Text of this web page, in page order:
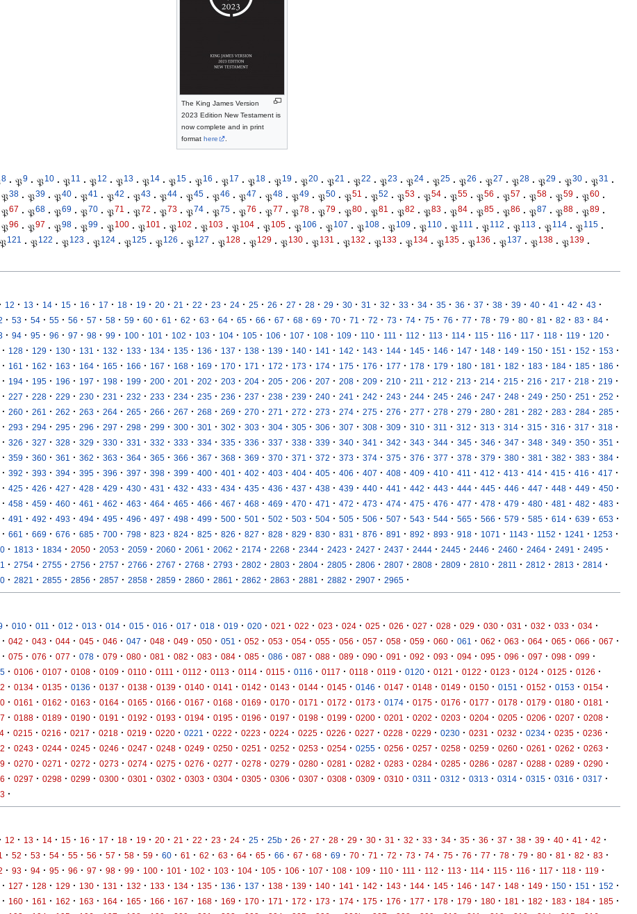
The King James Version
2023 Edition New Testament is
now complete and in print
format here .
8 · 𝔓9 · 𝔓10 · 𝔓11 · 𝔓12 · 𝔓13 · 𝔓14 · 𝔓15 · 𝔓16 · 𝔓17 · 𝔓18 · 𝔓19 · 𝔓20 · 𝔓21 · 𝔓22 · 𝔓23 · 𝔓24 · 𝔓25 · 𝔓26 · 𝔓27 · 𝔓28 · 𝔓29 · 𝔓30 · 𝔓31
·
𝔓38 · 𝔓39 · 𝔓40 · 𝔓41 · 𝔓42 · 𝔓43 · 𝔓44 · 𝔓45 · 𝔓46 · 𝔓47 · 𝔓48 · 𝔓49 · 𝔓50 · 𝔓51 · 𝔓52 · 𝔓53 · 𝔓54 · 𝔓55 · 𝔓56 · 𝔓57 · 𝔓58 · 𝔓59 · 𝔓60 ·
𝔓67 · 𝔓68 · 𝔓69 · 𝔓70 · 𝔓71 · 𝔓72 · 𝔓73 · 𝔓74 · 𝔓75 · 𝔓76 · 𝔓77 · 𝔓78 · 𝔓79 · 𝔓80 · 𝔓81 · 𝔓82 · 𝔓83 · 𝔓84 · 𝔓85 · 𝔓86 · 𝔓87 · 𝔓88 · 𝔓89 ·
𝔓96 · 𝔓97 · 𝔓98 · 𝔓99 · 𝔓100 · 𝔓101 · 𝔓102 · 𝔓103 · 𝔓104 · 𝔓105 · 𝔓106 · 𝔓107 · 𝔓108 · 𝔓109 · 𝔓110 · 𝔓111 · 𝔓112 · 𝔓113 · 𝔓114 · 𝔓115 ·
𝔓121 · 𝔓122 · 𝔓123 · 𝔓124 · 𝔓125 · 𝔓126 · 𝔓127 · 𝔓128 · 𝔓129 · 𝔓130 · 𝔓131 · 𝔓132 · 𝔓133 · 𝔓134 · 𝔓135 · 𝔓136 · 𝔓137 · 𝔓138 · 𝔓139 ·
· 12 · 13 · 14 · 15 · 16 · 17 · 18 · 19 · 20 · 21 · 22 · 23 · 24 · 25 · 26 · 27 · 28 · 29 · 30 · 31 · 32 · 33 · 34 · 35 · 36 · 37 · 38 · 39 · 40 · 41 · 42 · 43 ·
· 53 · 54 · 55 · 56 · 57 · 58 · 59 · 60 · 61 · 62 · 63 · 64 · 65 · 66 · 67 · 68 · 69 · 70 · 71 · 72 · 73 · 74 · 75 · 76 · 77 · 78 · 79 · 80 · 81 · 82 · 83 · 84 ·
· 94 · 95 · 96 · 97 · 98 · 99 · 100 · 101 · 102 · 103 · 104 · 105 · 106 · 107 · 108 · 109 · 110 · 111 · 112 · 113 · 114 · 115 · 116 · 117 · 118 · 119 · 120 ·
· 128 · 129 · 130 · 131 · 132 · 133 · 134 · 135 · 136 · 137 · 138 · 139 · 140 · 141 · 142 · 143 · 144 · 145 · 146 · 147 · 148 · 149 · 150 · 151 · 152 · 153 ·
· 161 · 162 · 163 · 164 · 165 · 166 · 167 · 168 · 169 · 170 · 171 · 172 · 173 · 174 · 175 · 176 · 177 · 178 · 179 · 180 · 181 · 182 · 183 · 184 · 185 · 186 ·
· 194 · 195 · 196 · 197 · 198 · 199 · 200 · 201 · 202 · 203 · 204 · 205 · 206 · 207 · 208 · 209 · 210 · 211 · 212 · 213 · 214 · 215 · 216 · 217 · 218 · 219 ·
· 227 · 228 · 229 · 230 · 231 · 232 · 233 · 234 · 235 · 236 · 237 · 238 · 239 · 240 · 241 · 242 · 243 · 244 · 245 · 246 · 247 · 248 · 249 · 250 · 251 · 252 ·
· 260 · 261 · 262 · 263 · 264 · 265 · 266 · 267 · 268 · 269 · 270 · 271 · 272 · 273 · 274 · 275 · 276 · 277 · 278 · 279 · 280 · 281 · 282 · 283 · 284 · 285 ·
· 293 · 294 · 295 · 296 · 297 · 298 · 299 · 300 · 301 · 302 · 303 · 304 · 305 · 306 · 307 · 308 · 309 · 310 · 311 · 312 · 313 · 314 · 315 · 316 · 317 · 318 ·
· 326 · 327 · 328 · 329 · 330 · 331 · 332 · 333 · 334 · 335 · 336 · 337 · 338 · 339 · 340 · 341 · 342 · 343 · 344 · 345 · 346 · 347 · 348 · 349 · 350 · 351 ·
· 359 · 360 · 361 · 362 · 363 · 364 · 365 · 366 · 367 · 368 · 369 · 370 · 371 · 372 · 373 · 374 · 375 · 376 · 377 · 378 · 379 · 380 · 381 · 382 · 383 · 384 ·
· 392 · 393 · 394 · 395 · 396 · 397 · 398 · 399 · 400 · 401 · 402 · 403 · 404 · 405 · 406 · 407 · 408 · 409 · 410 · 411 · 412 · 413 · 414 · 415 · 416 · 417 ·
· 425 · 426 · 427 · 428 · 429 · 430 · 431 · 432 · 433 · 434 · 435 · 436 · 437 · 438 · 439 · 440 · 441 · 442 · 443 · 444 · 445 · 446 · 447 · 448 · 449 · 450 ·
· 458 · 459 · 460 · 461 · 462 · 463 · 464 · 465 · 466 · 467 · 468 · 469 · 470 · 471 · 472 · 473 · 474 · 475 · 476 · 477 · 478 · 479 · 480 · 481 · 482 · 483 ·
· 491 · 492 · 493 · 494 · 495 · 496 · 497 · 498 · 499 · 500 · 501 · 502 · 503 · 504 · 505 · 506 · 507 · 543 · 544 · 565 · 566 · 579 · 585 · 614 · 639 · 653 ·
· 661 · 669 · 676 · 685 · 700 · 798 · 823 · 824 · 825 · 826 · 827 · 828 · 829 · 830 · 831 · 876 · 891 · 892 · 893 · 918 · 1071 · 1143 · 1152 · 1241 · 1253 ·
· 1813 · 1834 · 2050 · 2053 · 2059 · 2060 · 2061 · 2062 · 2174 · 2268 · 2344 · 2423 · 2427 · 2437 · 2444 · 2445 · 2446 · 2460 · 2464 · 2491 · 2495 ·
· 2754 · 2755 · 2756 · 2757 · 2766 · 2767 · 2768 · 2793 · 2802 · 2803 · 2804 · 2805 · 2806 · 2807 · 2808 · 2809 · 2810 · 2811 · 2812 · 2813 · 2814 ·
· 2821 · 2855 · 2856 · 2857 · 2858 · 2859 · 2860 · 2861 · 2862 · 2863 · 2881 · 2882 · 2907 · 2965 ·
· 010 · 011 · 012 · 013 · 014 · 015 · 016 · 017 · 018 · 019 · 020 · 021 · 022 · 023 · 024 · 025 · 026 · 027 · 028 · 029 · 030 · 031 · 032 · 033 · 034 ·
· 042 · 043 · 044 · 045 · 046 · 047 · 048 · 049 · 050 · 051 · 052 · 053 · 054 · 055 · 056 · 057 · 058 · 059 · 060 · 061 · 062 · 063 · 064 · 065 · 066 · 067 ·
· 075 · 076 · 077 · 078 · 079 · 080 · 081 · 082 · 083 · 084 · 085 · 086 · 087 · 088 · 089 · 090 · 091 · 092 · 093 · 094 · 095 · 096 · 097 · 098 · 099 ·
· 0106 · 0107 · 0108 · 0109 · 0110 · 0111 · 0112 · 0113 · 0114 · 0115 · 0116 · 0117 · 0118 · 0119 · 0120 · 0121 · 0122 · 0123 · 0124 · 0125 · 0126 ·
· 0134 · 0135 · 0136 · 0137 · 0138 · 0139 · 0140 · 0141 · 0142 · 0143 · 0144 · 0145 · 0146 · 0147 · 0148 · 0149 · 0150 · 0151 · 0152 · 0153 · 0154 ·
· 0161 · 0162 · 0163 · 0164 · 0165 · 0166 · 0167 · 0168 · 0169 · 0170 · 0171 · 0172 · 0173 · 0174 · 0175 · 0176 · 0177 · 0178 · 0179 · 0180 · 0181 ·
· 0188 · 0189 · 0190 · 0191 · 0192 · 0193 · 0194 · 0195 · 0196 · 0197 · 0198 · 0199 · 0200 · 0201 · 0202 · 0203 · 0204 · 0205 · 0206 · 0207 · 0208 ·
· 0215 · 0216 · 0217 · 0218 · 0219 · 0220 · 0221 · 0222 · 0223 · 0224 · 0225 · 0226 · 0227 · 0228 · 0229 · 0230 · 0231 · 0232 · 0234 · 0235 · 0236 ·
· 0243 · 0244 · 0245 · 0246 · 0247 · 0248 · 0249 · 0250 · 0251 · 0252 · 0253 · 0254 · 0255 · 0256 · 0257 · 0258 · 0259 · 0260 · 0261 · 0262 · 0263 ·
· 0270 · 0271 · 0272 · 0273 · 0274 · 0275 · 0276 · 0277 · 0278 · 0279 · 0280 · 0281 · 0282 · 0283 · 0284 · 0285 · 0286 · 0287 · 0288 · 0289 · 0290 ·
· 0297 · 0298 · 0299 · 0300 · 0301 · 0302 · 0303 · 0304 · 0305 · 0306 · 0307 · 0308 · 0309 · 0310 · 0311 · 0312 · 0313 · 0314 · 0315 · 0316 · 0317 ·
·
· 12 · 13 · 14 · 15 · 16 · 17 · 18 · 19 · 20 · 21 · 22 · 23 · 24 · 25 · 25b · 26 · 27 · 28 · 29 · 30 · 31 · 32 · 33 · 34 · 35 · 36 · 37 · 38 · 39 · 40 · 41 · 42 ·
· 52 · 53 · 54 · 55 · 56 · 57 · 58 · 59 · 60 · 61 · 62 · 63 · 64 · 65 · 66 · 67 · 68 · 69 · 70 · 71 · 72 · 73 · 74 · 75 · 76 · 77 · 78 · 79 · 80 · 81 · 82 · 83 ·
· 93 · 94 · 95 · 96 · 97 · 98 · 99 · 100 · 101 · 102 · 103 · 104 · 105 · 106 · 107 · 108 · 109 · 110 · 111 · 112 · 113 · 114 · 115 · 116 · 117 · 118 · 119 ·
· 127 · 128 · 129 · 130 · 131 · 132 · 133 · 134 · 135 · 136 · 137 · 138 · 139 · 140 · 141 · 142 · 143 · 144 · 145 · 146 · 147 · 148 · 149 · 150 · 151 · 152 ·
· 160 · 161 · 162 · 163 · 164 · 165 · 166 · 167 · 168 · 169 · 170 · 171 · 172 · 173 · 174 · 175 · 176 · 177 · 178 · 179 · 180 · 181 · 182 · 183 · 184 · 185 ·